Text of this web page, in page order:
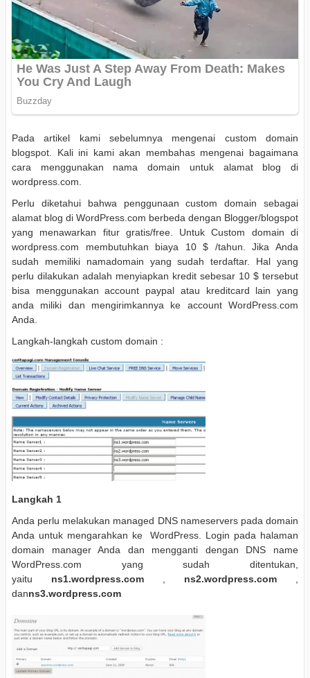
Pada artikel kami sebelumnya mengenai custom domain
blogspot. Kali ini kami akan membahas mengenai bagaimana
cara menggunakan nama domain untuk alamat blog di
wordpress.com.
Perlu diketahui bahwa penggunaan custom domain sebagai
alamat blog di WordPress.com berbeda dengan Blogger/blogspot
yang menawarkan fitur gratis/free. Untuk Custom domain di
wordpress.com membutuhkan biaya 10 $ /tahun. Jika Anda
sudah memiliki namadomain yang sudah terdaftar. Hal yang
perlu dilakukan adalah menyiapkan kredit sebesar 10 $ tersebut
bisa menggunakan account paypal atau kreditcard lain yang
anda miliki dan mengirimkannya ke account WordPress.com
Anda.
Langkah-langkah custom domain :
Langkah 1
Anda perlu melakukan managed DNS nameservers pada domain
Anda untuk mengarahkan ke WordPress. Login pada halaman
domain manager Anda dan mengganti dengan DNS name
WordPress.com yang sudah ditentukan,
yaitu ns1.wordpress.com ns2.wordpress.com
danns3.wordpress.com